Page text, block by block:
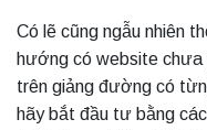
Có lẽ cũng ngẫu nhiên
hướng có website
trên giảng đường có
hãy bắt đầu tư bằng